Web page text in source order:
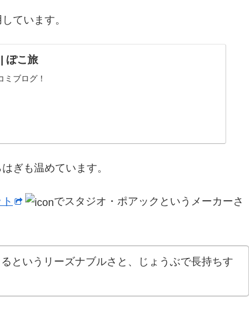
ています。
ぽこ旅
ブログ！
ぎも温めています。
でスタジオ・ポアックというメーカーさ
というリーズナブルさと、じょうぶで長持ちす